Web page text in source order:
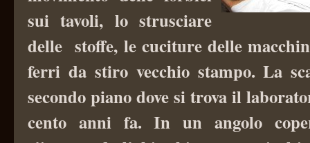
sui tavoli, lo strusciare
delle stoffe, le cuciture delle
ferri da stiro vecchio stampo. La
secondo piano dove si trova il
cento anni fa. In un angolo